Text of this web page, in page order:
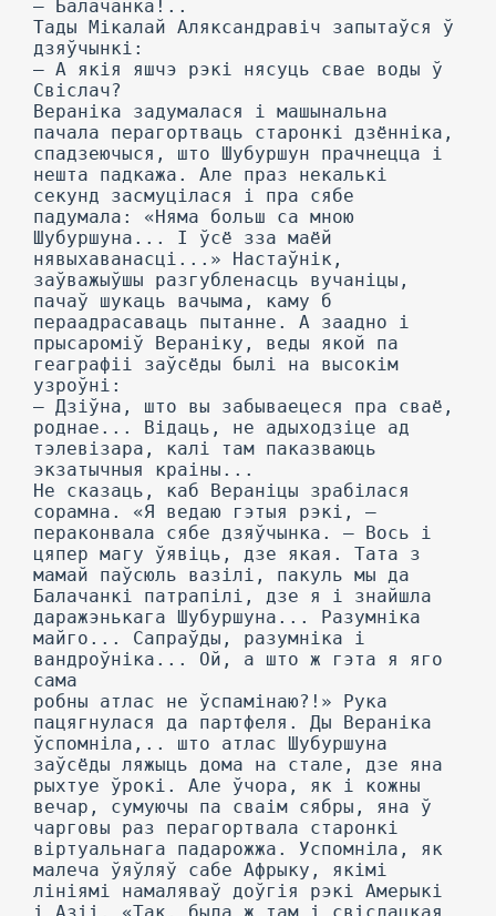
— Балачанка!..
Тады Мікалай Аляксандравіч запытаўся ў
дзяўчынкі:
— А якія яшчэ рэкі нясуць свае воды ў
Свіслач?
Вераніка задумалася і машынальна
пачала перагортваць старонкі дзённіка,
спадзеючыся, што Шубуршун прачнецца і
нешта падкажа. Але праз некалькі
секунд засмуцілася і пра сябе
падумала: «Няма больш са мною
Шубуршуна... I ўсё зза маёй
нявыхаванасці...» Настаўнік,
заўважыўшы разгубленасць вучаніцы,
пачаў шукаць вачыма, каму б
пераадрасаваць пытанне. А заадно і
прысароміў Вераніку, веды якой па
геаграфіі заўсёды былі на высокім
узроўні:
— Дзіўна, што вы забываецеся пра сваё,
роднае... Відаць, не адыходзіце ад
тэлевізара, калі там паказваюць
экзатычныя краіны...
He сказаць, каб Вераніцы зрабілася
сорамна. «Я ведаю гэтыя рэкі, —
пераконвала сябе дзяўчынка. — Вось і
цяпер магу ўявіць, дзе якая. Тата з
мамай паўсюль вазілі, пакуль мы да
Балачанкі патрапілі, дзе я і знайшла
даражэнькага Шубуршуна... Разумніка
майго... Сапраўды, разумніка і
вандроўніка... Ой, а што ж гэта я яго
сама
робны атлас не ўспамінаю?!» Рука
пацягнулася да партфеля. Ды Вераніка
ўспомніла,.. што атлас Шубуршуна
заўсёды ляжыць дома на стале, дзе яна
рыхтуе ўрокі. Але ўчора, як і кожны
вечар, сумуючы па сваім сябры, яна ў
чарговы раз перагортвала старонкі
віртуальнага падарожжа. Успомніла, як
малеча ўяўляў сабе Афрыку, якімі
лініямі намаляваў доўгія рэкі Амерыкі